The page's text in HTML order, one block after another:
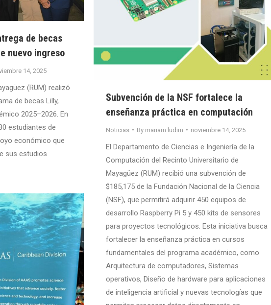
de becas
nuevo ingreso
14, 2025
(RUM) realizó
de becas Lilly,
2025–2026. En
estudiantes de
económico que
sus estudios
Subvención de la NSF fortalece la
enseñanza práctica en computación
Noticias By mariam.ludim noviembre 14, 2025
El Departamento de Ciencias e Ingeniería de la
Computación del Recinto Universitario de
Mayagüez (RUM) recibió una subvención de
$185,175 de la Fundación Nacional de la Ciencia
(NSF), que permitirá adquirir 450 equipos de
desarrollo Raspberry Pi 5 y 450 kits de sensores
para proyectos tecnológicos. Esta iniciativa busca
fortalecer la enseñanza práctica en cursos
fundamentales del programa académico, como
Arquitectura de computadores, Sistemas
operativos, Diseño de hardware para aplicaciones
de inteligencia artificial y nuevas tecnologías que